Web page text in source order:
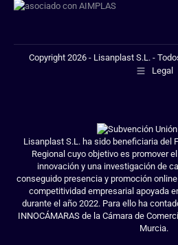
Copyright 2026 - Lisanplast S.L. -
Legal
Lisanplast S.L. ha sido beneficiaria del
Regional cuyo objetivo es promover
innovación y una investigación de
conseguido presencia y promoción
competitividad empresarial apoyada
durante el año 2022. Para ello ha
INNOCÁMARAS de la Cámara de
Murcia.